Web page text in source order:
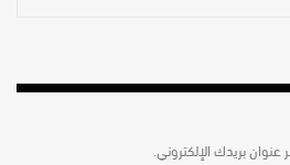
عنوان بريدك الإلكتروني.